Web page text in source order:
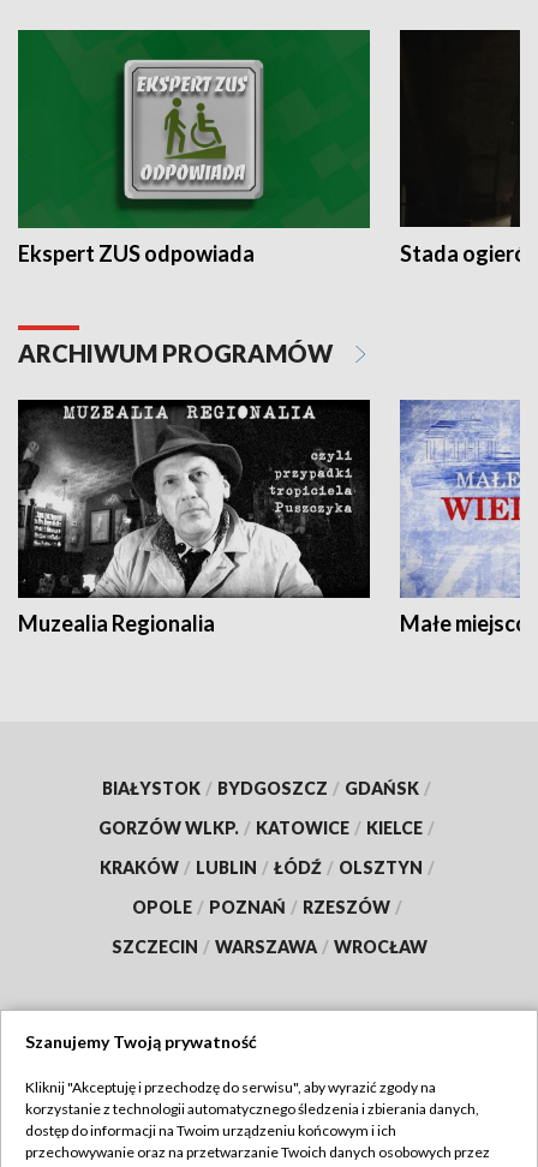
Ekspert ZUS odpowiada Stada
ARCHIWUM PROGRAMÓW
Muzealia Regionalia Małe
BIAŁYSTOK / BYDGOSZCZ / GDAŃSK /
GORZÓW WLKP. / KATOWICE / KIELCE /
KRAKÓW / LUBLIN / ŁÓDŹ / OLSZTYN /
OPOLE / POZNAŃ / RZESZÓW /
SZCZECIN / WARSZAWA / WROCŁAW
TVP
Abonament TVP
Regulamin TVP
Szanujemy Twoją prywatność
Kliknij "Akceptuję i przechodzę do serwisu", aby wyrazić zgody na
korzystanie z technologii automatycznego śledzenia i zbierania danych,
dostęp do informacji na Twoim urządzeniu końcowym i ich
przechowywanie oraz na przetwarzanie Twoich danych osobowych przez